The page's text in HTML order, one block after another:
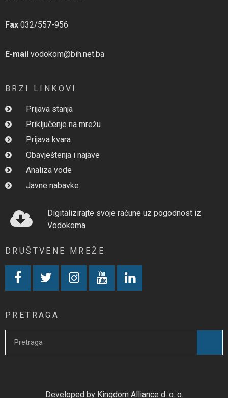
Fax 032/557-956
E-mail vodokom@bih.net.ba
BRZI LINKOVI
Prijava stanja
Priključenje na mrežu
Prijava kvara
Obavještenja i najave
Analiza vode
Javne nabavke
Digitalizirajte svoje račune uz pogodnost iz
Vodokoma
DRUŠTVENE MREŽE
PRETRAGA
Developed by Kingdom Alliance d. o. o.